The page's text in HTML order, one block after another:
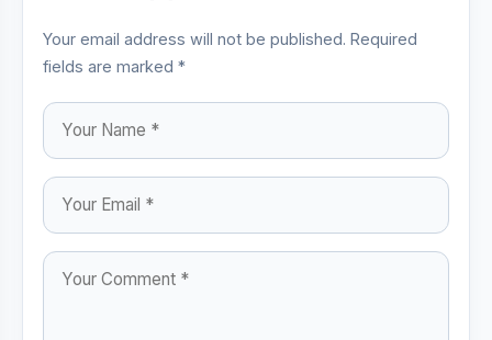
Your email address will not be published. Required
fields are marked *